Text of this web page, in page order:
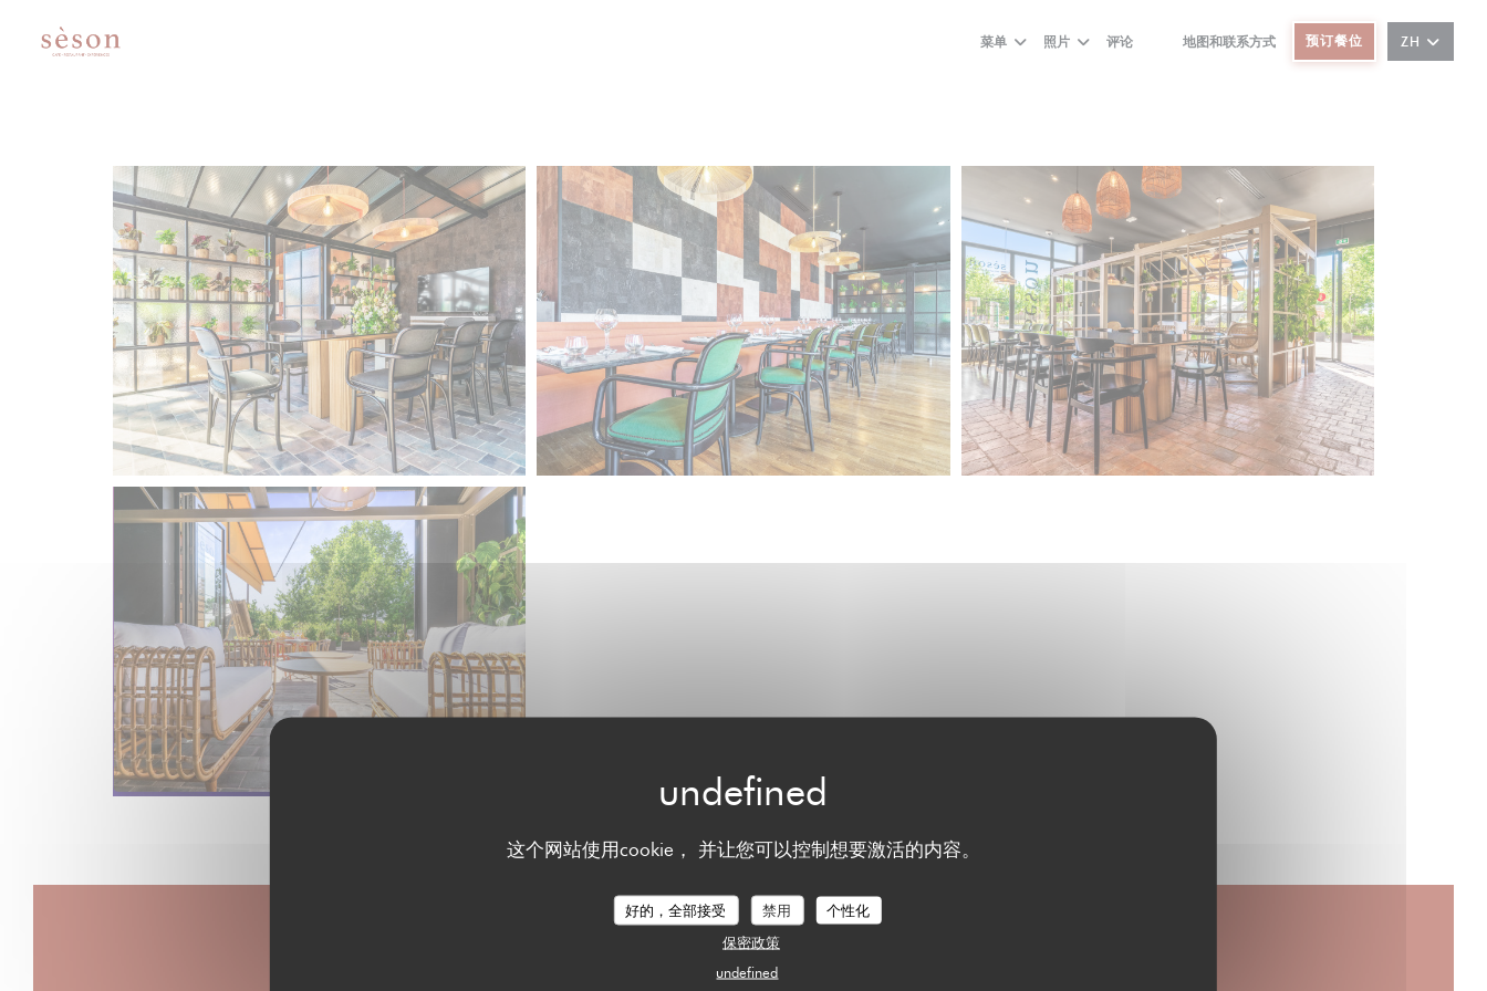
这个网站使用cookie， 并让您可以控制想要激活的内容。
好的，全部接受 禁用
个性化
保密政策
undefined
菜单 照片 评论
((在新窗口中打开))
((在新窗口中打开))
地图和联系方式 预订餐位 ZH
地图和联系方式